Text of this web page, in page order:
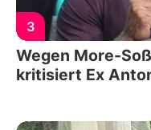
3
Wegen More-
kritisiert Ex